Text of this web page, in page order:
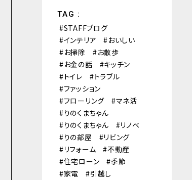
TAG :
STAFFブログ
インテリア
おいしい
お掃除
お散歩
お金の話
キッチン
トイレ
トラブル
ファッション
フローリング
マネ活
りのくまちゃん
りのくまちゃん
リノベ
りの部屋
リビング
リフォーム
不動産
住宅ローン
季節
家電
引越し